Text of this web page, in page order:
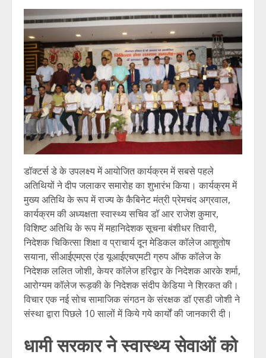
डॉक्टर्स डे के उपलक्ष्य में आयोजित कार्यक्रम में सबसे पहले
अतिथियों ने दीप जलाकर समारोह का शुभारंभ किया। कार्यक्रम में
मुख्य अतिथि के रूप में राज्य के कैबिनेट मंत्री प्रेमचंद अग्रवाल,
कार्यक्रम की अध्यक्षता स्वास्थ्य सचिव डॉ आर राजेश कुमार,
विशिष्ट अतिथि के रूप में महानिदेशक सूचना बंशीधर तिवारी,
निदेशक चिकित्सा शिक्षा व प्राचार्य दून मेडिकल कॉलेज आशुतोष
सयाना, सीआईएमएस एंड यूआईएचएमटी ग्रुप ऑफ कॉलेज के
निदेशक ललित जोशी, केयर कॉलेज हरिद्वार के निदेशक आरके शर्मा,
आरोग्यम कॉलेज रूड़की के निदेशक संदीप केडिया ने शिरकत की।
विचार एक नई सोच सामाजिक संगठन के संरक्षक डॉ एसडी जोशी ने
संस्था द्वारा पिछले 10 सालों में किये गये कार्यों की जानकारी दी।
धामी सरकार ने स्वास्थ्य सेवाओं को